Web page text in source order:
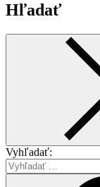
Hľadať
Vyhľadať: